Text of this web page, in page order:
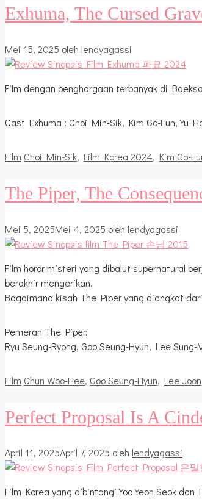
Exhuma, The Cursed
Mei 15, 2025 oleh lendyagassi
Film dengan penghargaan terbanyak di
Cast Exhuma : Choi Min-Sik, Kim Go-Eun, Yu
Kategori
Film Tag
Choi Min-Sik, Film Korea 2024, Kim Go-
The Piper, The
Mei 5, 2025Mei 4, 2025 oleh lendyagassi
Film horor misteri yang dibalut supernatural
berakhir mengerikan.
Bagaimana kisah The Piper yang diangkat
Pemeran The Piper:
Ryu Seung-Ryong, Goo Seung-Hyun, Lee
Kategori
Film Tag
Chun Woo-Hee, Goo Seung-Hyun, Lee Joon
Perfect Proposal Is A
April 11, 2025April 7, 2025 oleh lendyagassi
Film Korea yang dibintangi Yoo Yeon Seok